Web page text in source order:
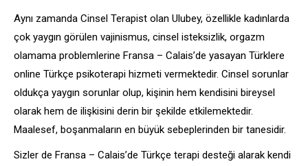
Aynı zamanda Cinsel Terapist olan Ulubey, özellikle kadınlarda
çok yaygın görülen vajinismus, cinsel isteksizlik, orgazm
olamama problemlerine Fransa – Calais’de yasayan Türklere
online Türkçe psikoterapi hizmeti vermektedir. Cinsel sorunlar
oldukça yaygın sorunlar olup, kişinin hem kendisini bireysel
olarak hem de ilişkisini derin bir şekilde etkilemektedir.
Maalesef, boşanmaların en büyük sebeplerinden bir tanesidir.
Sizler de Fransa – Calais’de Türkçe terapi desteği alarak kendi